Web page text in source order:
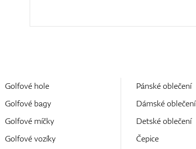
Golfové hole
Golfové bagy
Golfové míčky
Golfové vozíky
Pánské oblečení
Dámské oblečení
Detské oblečení
Čepice